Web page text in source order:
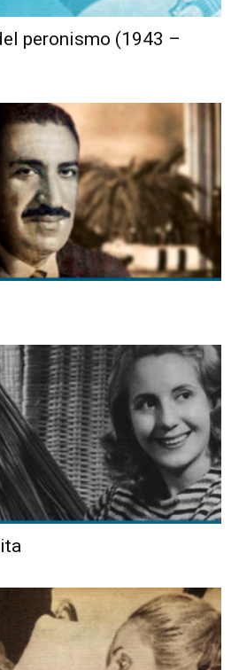
peronismo (1943 –